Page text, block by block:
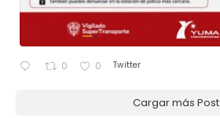
0 0 Twitter
Cargar más Post